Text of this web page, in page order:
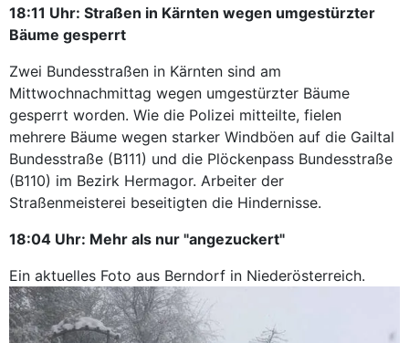
18:11 Uhr: Straßen in Kärnten wegen umgestürzter
Bäume gesperrt
Zwei Bundesstraßen in Kärnten sind am
Mittwochnachmittag wegen umgestürzter Bäume
gesperrt worden. Wie die Polizei mitteilte, fielen
mehrere Bäume wegen starker Windböen auf die Gailtal
Bundesstraße (B111) und die Plöckenpass Bundesstraße
(B110) im Bezirk Hermagor. Arbeiter der
Straßenmeisterei beseitigten die Hindernisse.
18:04 Uhr: Mehr als nur "angezuckert"
Ein aktuelles Foto aus Berndorf in Niederösterreich.